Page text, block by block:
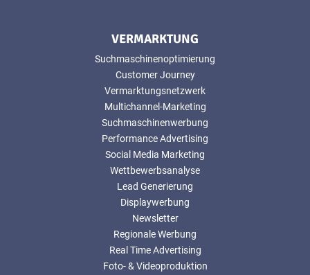
VERMARKTUNG
Suchmaschinenoptimierung
Customer Journey
Vermarktungsnetzwerk
Multichannel-Marketing
Suchmaschinenwerbung
Performance Advertising
Social Media Marketing
Wettbewerbsanalyse
Lead Generierung
Displaywerbung
Newsletter
Regionale Werbung
Real Time Advertising
Foto- & Videoproduktion